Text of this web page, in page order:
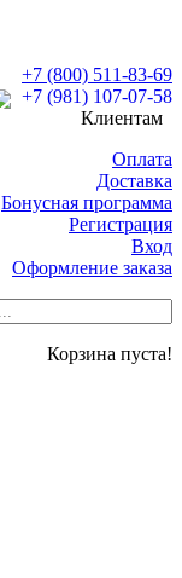
+7 (800) 511-83-69
+7 (981) 107-07-58
Клиентам
Оплата
Доставка
Бонусная программа
Регистрация
Вход
Оформление заказа
Корзина пуста!